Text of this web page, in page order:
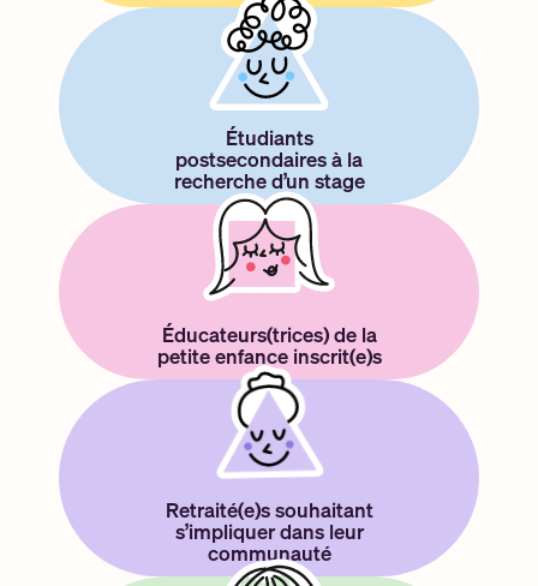
Étudiants
postsecondaires à la
recherche d’un stage
Éducateurs(trices) de la
petite enfance inscrit(e)s
Retraité(e)s souhaitant
s’impliquer dans leur
communauté